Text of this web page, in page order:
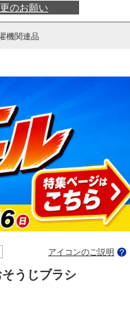
のお願い
機関連品
アイコンのご説明
うじブラシ